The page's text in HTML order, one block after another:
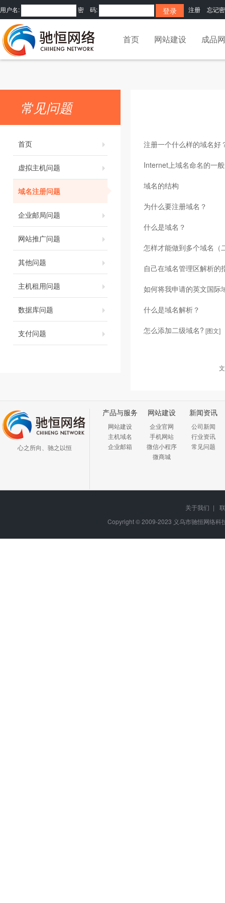
用户名: 密 码: 注册 忘记
首页 网站建设 成品
常见问题
首页
虚拟主机问题
域名注册问题
企业邮局问题
网站推广问题
其他问题
主机租用问题
数据库问题
支付问题
注册一个什么样的域名好
Internet上域名命名的一
域名的结构
为什么要注册域名？
什么是域名？
怎样才能做到多个域名（
自己在域名管理区解析
如何将我申请的英文国际
什么是域名解析？
怎么添加二级域名? [图文]
心之所向、驰之以恒
产品与服务
网站建设
主机域名
企业邮箱
网站建设
企业官网
手机网站
微信小程序
微商城
新闻资讯
公司新闻
行业资讯
常见问题
关于我们 |
Copyright © 2009-2023 义乌市驰恒网络科